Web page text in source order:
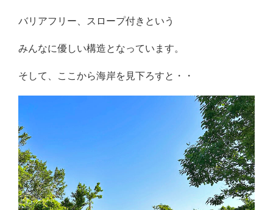
バリアフリー、スロープ付きという
みんなに優しい構造となっています。
そして、ここから海岸を見下ろすと・・